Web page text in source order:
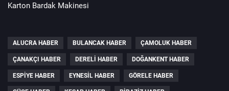
Karton Bardak Makinesi
ALUCRA HABER BULANCAK HABER ÇAMOLUK HABER
ÇANAKÇI HABER DERELI HABER DOĞANKENT HABER
ESPIYE HABER EYNESIL HABER GÖRELE HABER